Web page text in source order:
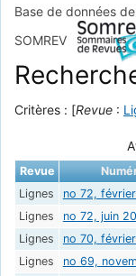
Base de données
SOMREV
Critères : [Revue :
Revue
Lignes
no 72,
Lignes
no 72, juin
Lignes
no 70,
Lignes
no 69,